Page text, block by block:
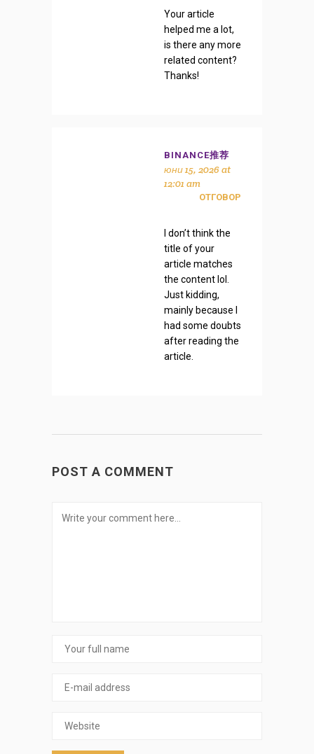
Your article
helped me a lot,
is there any more
related content?
Thanks!
BINANCE推荐
юни 15, 2026 at
12:01 am
ОТГОВОР
I don’t think the
title of your
article matches
the content lol.
Just kidding,
mainly because I
had some doubts
after reading the
article.
POST A COMMENT